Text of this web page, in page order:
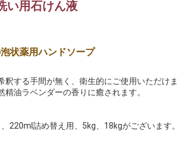
い用石けん液
状薬用ハンドソープ
する手間が無く、衛生的にご使用いただけま
油ラベンダーの香りに癒されます。
220ml詰め替え用、5kg、18kgがございます。